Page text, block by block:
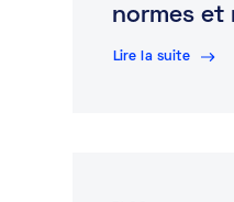
normes et
Lire la suite